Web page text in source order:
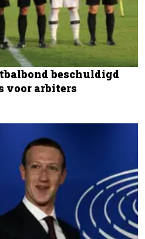
beschuldigd
voor arbiters